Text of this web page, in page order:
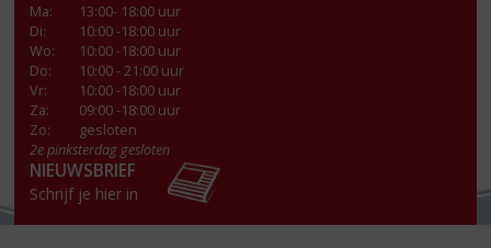
Ma:
13:00- 18:00 uur
Di:
10:00 -18:00 uur
Wo:
10:00 -18:00 uur
Do:
10:00 - 21:00 uur
Vr:
10:00 -18:00 uur
Za:
09:00 -18:00 uur
Zo:
gesloten
2e pinksterdag gesloten
NIEUWSBRIEF
Schrijf je hier in